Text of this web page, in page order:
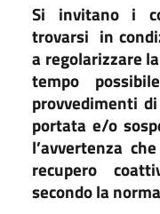
Si invitano i
trovarsi in
a regolarizzare
tempo
provvedimenti
portata e/o
l’avvertenza
recupero
secondo la